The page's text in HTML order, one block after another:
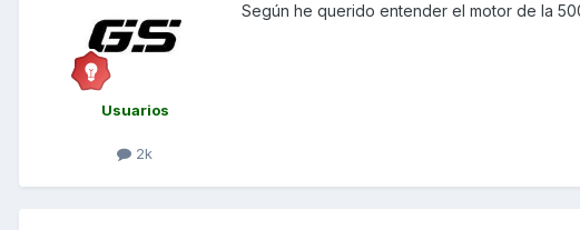
Usuarios
2k
Según he querido entender el motor de la